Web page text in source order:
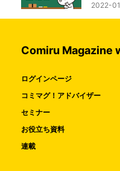
2022-
Comiru Magazine
ログインページ
コミマグ！アドバイザー
セミナー
お役立ち資料
連載